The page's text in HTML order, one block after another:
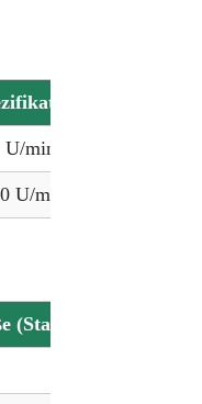
U/min (1.375 Zoll)
U/min (1.375 Zoll)
(Standard)